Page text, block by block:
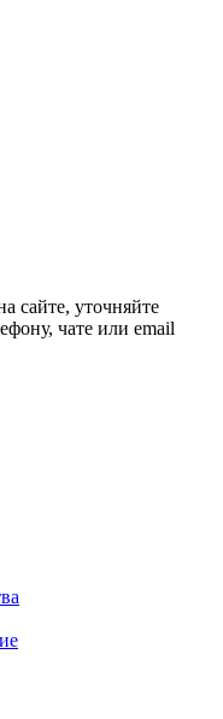
сайте, уточняйте
чате или email